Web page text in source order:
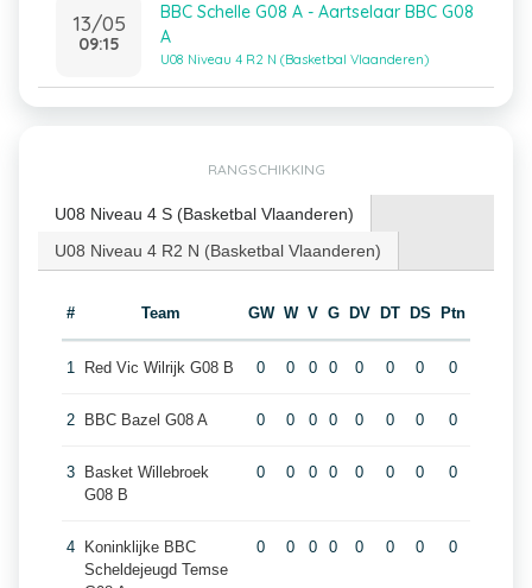
13/05
09:15
BBC Schelle G08 A - Aartselaar BBC G08
A
U08 Niveau 4 R2 N (Basketbal Vlaanderen)
RANGSCHIKKING
U08 Niveau 4 S (Basketbal Vlaanderen)
U08 Niveau 4 R2 N (Basketbal Vlaanderen)
# Team GW W V G DV DT DS Ptn
1 Red Vic Wilrijk G08 B 0 0 0 0 0 0 0 0
2 BBC Bazel G08 A 0 0 0 0 0 0 0 0
3
Basket Willebroek
G08 B
0 0 0 0 0 0 0 0
4
Koninklijke BBC
Scheldejeugd Temse
0 0 0 0 0 0 0 0